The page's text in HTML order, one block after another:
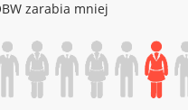
zarabia mniej